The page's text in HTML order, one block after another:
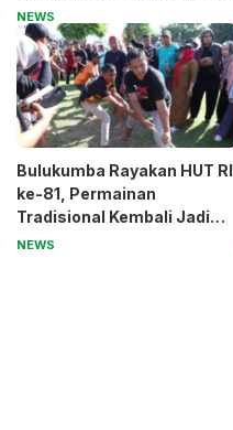
untuk Pak Pardi
NEWS
Bulukumba Rayakan HUT RI
ke-81, Permainan
Tradisional Kembali Jadi
Magnet
NEWS